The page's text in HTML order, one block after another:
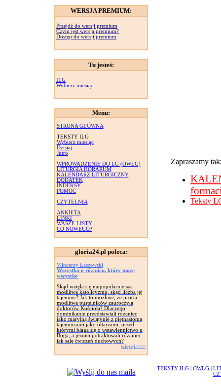
WERSJA PREMIUM:
Przejdź do wersji premium
Czym jest wersja premium?
Dostęp do wersji premium
Tu jesteś:
ILG
Wybierz miesiąc
Menu:
STRONA GŁÓWNA
TEKSTY ILG
Wybierz miesiąc
Dzisiaj
Jutro
WPROWADZENIE DO LG (OWLG)
LITURGIA HORARUM
KALENDARZ LITURGICZNY
DODATEK
INDEKSY
POMOC
CZYTELNIA
ANKIETA
LINKI
WASZE LISTY
CO NOWEGO?
gloria24.pl poleca:
Wincenty Łaszewski
Wszystko o różańcu, który może
wszystko
Skąd wzięła się najpopularniejsza
modlitwa katolicyzmu, skąd liczba jej
tajemnic? Jak to możliwe, że prosta
modlitwa pustelników zauroczyła
doktorów Kościoła? Dlaczego
dominikanie przedstawiali różaniec
jako maryjną świątynię z piętnastoma
tajemnicami jako ołtarzami, przed
którymi błaga się o wstawiennictwo u
Boga, a jezuici potraktowali różaniec
jak salę ćwiczeń duchowych?
więcej >>>
Zapraszamy
Teksty
TEKSTY ILG OWLG